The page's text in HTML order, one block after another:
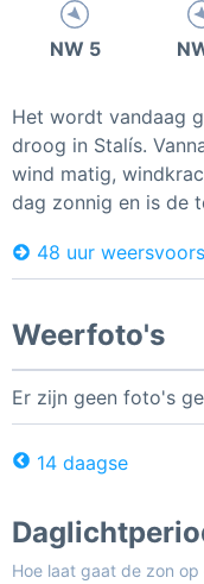
NW 5
Het wordt vandaag
droog in Stalís.
wind matig,
dag zonnig en is de
48 uur
Weerfoto's
Er zijn geen foto's
14 daagse
Hoe laat gaat de zon